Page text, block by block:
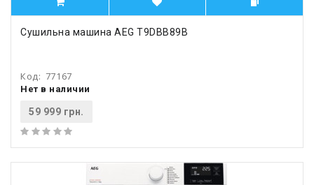
Сушильна машина AEG T9DBB89B
Код: 77167
Нет в наличии
59 999 грн.